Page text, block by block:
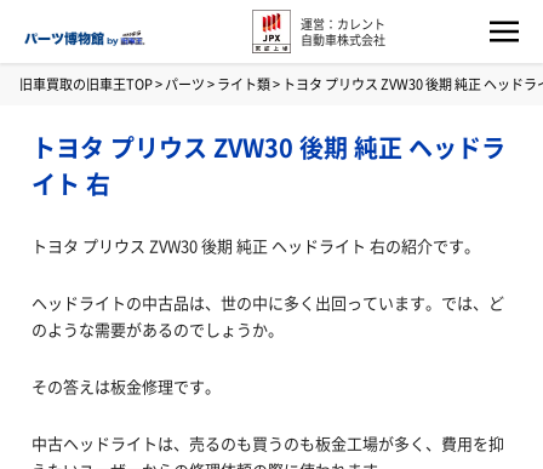
運営：カレント
自動車株式会社
旧車買取の旧車王TOP>パーツ>ライト類> トヨタ プリウス ZVW30 後期 純正 ヘッドラ
トヨタ プリウス ZVW30 後期 純正 ヘッドラ
イト 右
トヨタ プリウス ZVW30 後期 純正 ヘッドライト 右の紹介です。
ヘッドライトの中古品は、世の中に多く出回っています。では、ど
のような需要があるのでしょうか。
その答えは板金修理です。
中古ヘッドライトは、売るのも買うのも板金工場が多く、費用を抑